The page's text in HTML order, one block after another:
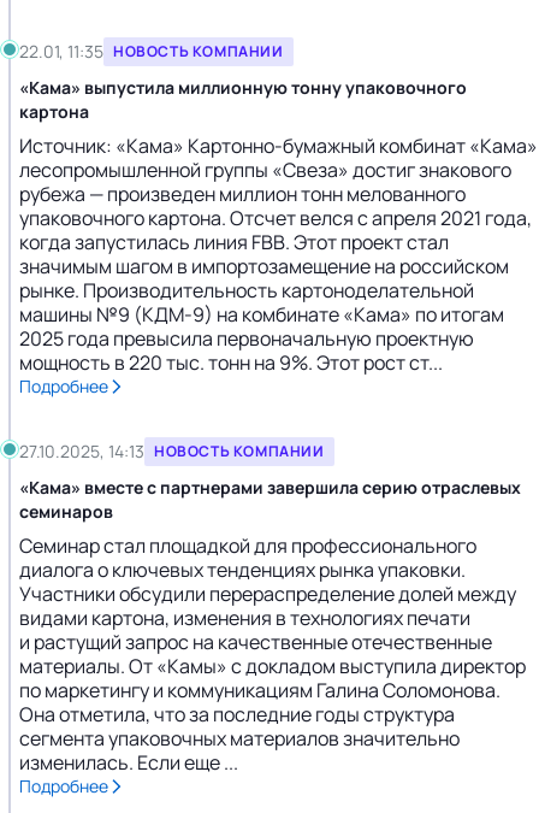
22.01, 11:35 НОВОСТЬ КОМПАНИИ
«Кама» выпустила миллионную тонну упаковочного
картона
Источник: «Кама» Картонно-бумажный комбинат «Кама»
лесопромышленной группы «Свеза» достиг знакового
рубежа — произведен миллион тонн мелованного
упаковочного картона. Отсчет велся с апреля 2021 года,
когда запустилась линия FBB. Этот проект стал
значимым шагом в импортозамещение на российском
рынке. Производительность картоноделательной
машины №9 (КДМ-9) на комбинате «Кама» по итогам
2025 года превысила первоначальную проектную
мощность в 220 тыс. тонн на 9%. Этот рост ст...
Подробнее
27.10.2025, 14:13 НОВОСТЬ КОМПАНИИ
«Кама» вместе с партнерами завершила серию отраслевых
семинаров
Семинар стал площадкой для профессионального
диалога о ключевых тенденциях рынка упаковки.
Участники обсудили перераспределение долей между
видами картона, изменения в технологиях печати
и растущий запрос на качественные отечественные
материалы. От «Камы» с докладом выступила директор
по маркетингу и коммуникациям Галина Соломонова.
Она отметила, что за последние годы структура
сегмента упаковочных материалов значительно
изменилась. Если еще ...
Подробнее